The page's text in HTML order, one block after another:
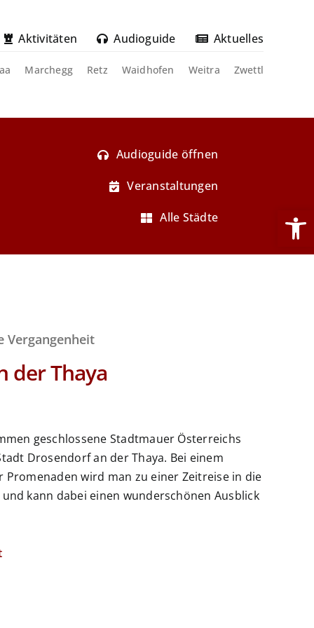
Aktivitäten Audioguide Aktuelles
Marchegg Retz Waidhofen Weitra Zwettl
Audioguide öffnen
Veranstaltungen
Alle Städte
Vergangenheit
der Thaya
geschlossene Stadtmauer Österreichs
Drosendorf an der Thaya. Bei einem
Promenaden wird man zu einer Zeitreise in die
kann dabei einen wunderschönen Ausblick